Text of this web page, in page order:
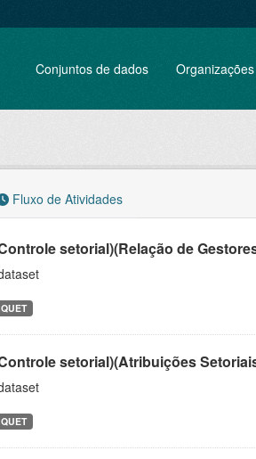
Conjuntos de dados Organizações
Fluxo de Atividades
setorial)(Relação de
setorial)(Atribuições